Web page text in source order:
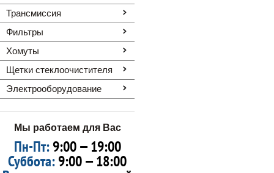
Трансмиссия
Фильтры
Хомуты
Щетки стеклоочистителя
Электрооборудование
Мы работаем для Вас
Пн-Пт:9:00 — 19:00
Суббота:9:00 — 18:00